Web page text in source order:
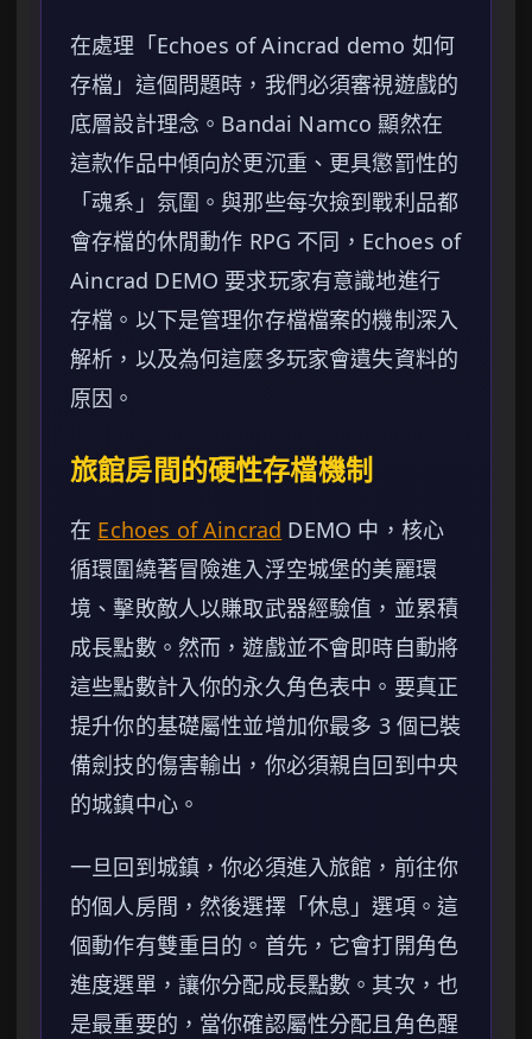
在處理「Echoes of Aincrad demo 如何
存檔」這個問題時，我們必須審視遊戲的
底層設計理念。Bandai Namco 顯然在
這款作品中傾向於更沉重、更具懲罰性的
「魂系」氛圍。與那些每次撿到戰利品都
會存檔的休閒動作 RPG 不同，Echoes of
Aincrad DEMO 要求玩家有意識地進行
存檔。以下是管理你存檔檔案的機制深入
解析，以及為何這麼多玩家會遺失資料的
原因。
旅館房間的硬性存檔機制
在 Echoes of Aincrad DEMO 中，核心
循環圍繞著冒險進入浮空城堡的美麗環
境、擊敗敵人以賺取武器經驗值，並累積
成長點數。然而，遊戲並不會即時自動將
這些點數計入你的永久角色表中。要真正
提升你的基礎屬性並增加你最多 3 個已裝
備劍技的傷害輸出，你必須親自回到中央
的城鎮中心。
一旦回到城鎮，你必須進入旅館，前往你
的個人房間，然後選擇「休息」選項。這
個動作有雙重目的。首先，它會打開角色
進度選單，讓你分配成長點數。其次，也
是最重要的，當你確認屬性分配且角色醒